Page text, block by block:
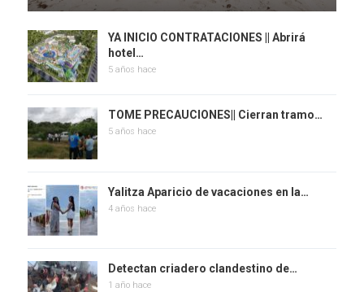
YA INICIO CONTRATACIONES || Abrirá
hotel…
5 años hace
TOME PRECAUCIONES|| Cierran tramo…
5 años hace
Yalitza Aparicio de vacaciones en la…
4 años hace
Detectan criadero clandestino de…
1 año hace